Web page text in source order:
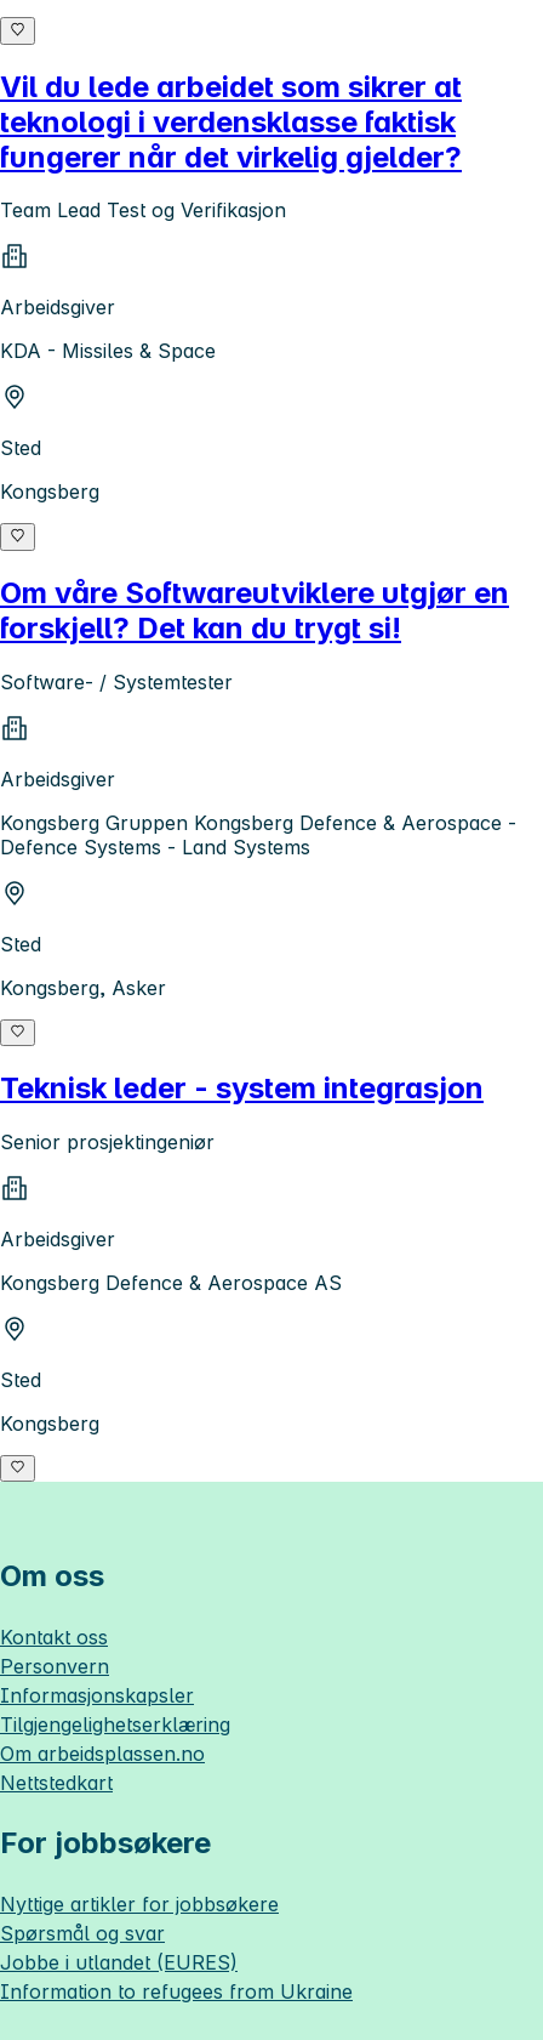
Vil du lede arbeidet som sikrer at
teknologi i verdensklasse faktisk
fungerer når det virkelig gjelder?
Team Lead Test og Verifikasjon
Arbeidsgiver
KDA - Missiles & Space
Sted
Kongsberg
Om våre Softwareutviklere utgjør en
forskjell? Det kan du trygt si!
Software- / Systemtester
Arbeidsgiver
Kongsberg Gruppen Kongsberg Defence & Aerospace -
Defence Systems - Land Systems
Sted
Kongsberg, Asker
Teknisk leder - system integrasjon
Senior prosjektingeniør
Arbeidsgiver
Kongsberg Defence & Aerospace AS
Sted
Kongsberg
Om oss
Kontakt oss
Personvern
Informasjonskapsler
Tilgjengelighetserklæring
Om arbeidsplassen.no
Nettstedkart
For jobbsøkere
Nyttige artikler for jobbsøkere
Spørsmål og svar
Jobbe i utlandet (EURES)
Information to refugees from Ukraine